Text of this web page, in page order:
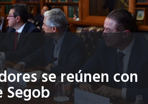
se reúnen con